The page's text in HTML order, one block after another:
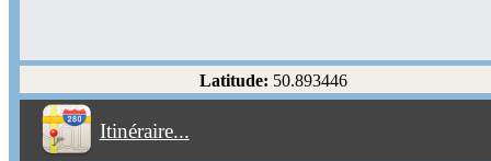
Latitude: 50.893446
Itinéraire...
Éviter les autoroutes
Éviter les péages
Partir! Reset